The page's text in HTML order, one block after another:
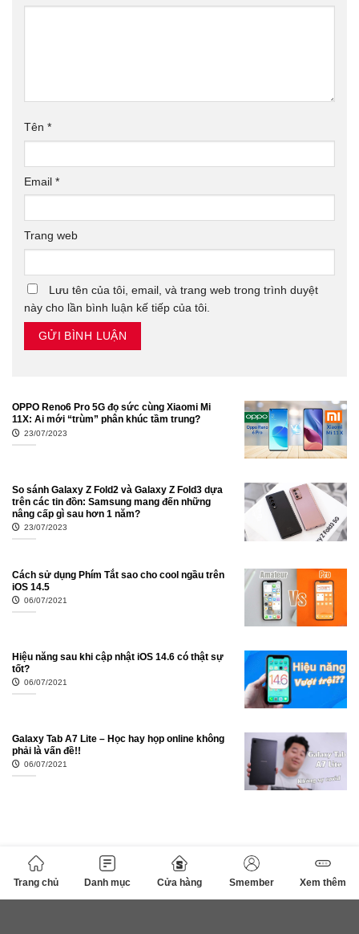
Trang chủ Danh mục Cửa hàng Smember Xem thêm
Tên *
Email *
Trang web
Lưu tên của tôi, email, và trang web trong trình duyệt
này cho lần bình luận kế tiếp của tôi.
OPPO Reno6 Pro 5G đọ sức cùng Xiaomi Mi
11X: Ai mới “trùm” phân khúc tầm trung?
23/07/2023
So sánh Galaxy Z Fold2 và Galaxy Z Fold3 dựa
trên các tin đồn: Samsung mang đến những
nâng cấp gì sau hơn 1 năm?
23/07/2023
Cách sử dụng Phím Tắt sao cho cool ngầu trên
iOS 14.5
06/07/2021
Hiệu năng sau khi cập nhật iOS 14.6 có thật sự
tốt?
06/07/2021
Galaxy Tab A7 Lite – Học hay họp online không
phải là vấn đề!!
06/07/2021